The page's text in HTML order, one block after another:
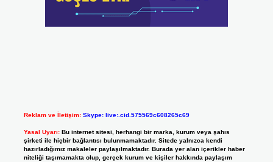
Reklam ve İletişim: Skype: live:.cid.575569c608265c69
Yasal Uyarı: Bu internet sitesi, herhangi bir marka, kurum veya şahıs
şirketi ile hiçbir bağlantısı bulunmamaktadır. Sitede yalnızca kendi
hazırladığımız makaleler paylaşılmaktadır. Burada yer alan içerikler haber
niteliği taşımamakta olup, gerçek kurum ve kişiler hakkında paylaşım